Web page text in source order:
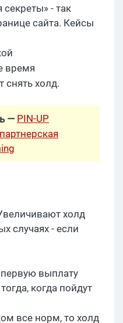
- так
сайта. Кейсы
время
снять холд.
— PIN-UP
холд
случаях - если
выплату
когда пойдут
все норм, то холд